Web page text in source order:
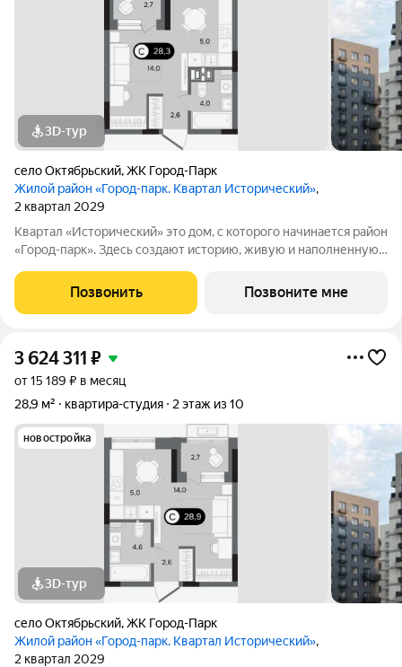
3D-тур
село Октябрьский,ЖК Город-Парк
Жилой район «Город-парк. Квартал Исторический»,
2 квартал 2029
Квартал «Исторический» это дом, с которого начинается район
«Город-парк». Здесь создают историю, живую и наполненную
от семи до десяти этажей и двух десятиэтажных башен,
выходящих на
Позвонить Позвоните мне
3 624 311 ₽
от 15 189 ₽ в месяц
28,9 м²
квартира-студия 2 этаж из 10
новостройка
3D-тур
село Октябрьский,ЖК Город-Парк
Жилой район «Город-парк. Квартал Исторический»,
2 квартал 2029